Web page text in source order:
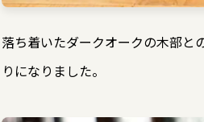
落ち着いたダークオークの木部と
りになりました。